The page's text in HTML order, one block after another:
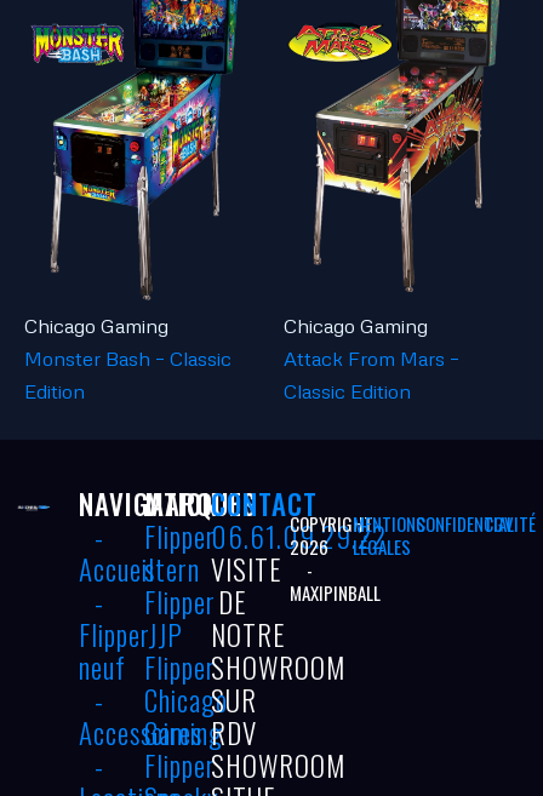
Chicago Gaming
Monster Bash – Classic
Edition
Chicago Gaming
Attack From Mars –
Classic Edition
NAVIGATION
-
Accueil
-
Flipper
neuf
-
Accessoires
-
MARQUES
Flipper
stern
Flipper
JJP
Flipper
Chicago
Gaming
Flipper
CONTACT
06.61.09.29.22
VISITE
DE
NOTRE
SHOWROOM
SUR
RDV
SHOWROOM
COPYRIGHT
2026
-
MAXIPINBALL
MENTIONS
LÉGALES
CONFIDENTIALITÉ
CGV